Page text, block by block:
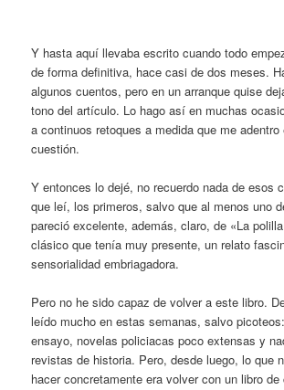
Y hasta aquí llevaba escrito cuando todo
de forma definitiva, hace casi de dos meses.
algunos cuentos, pero en un arranque quise
tono del artículo. Lo hago así en muchas
a continuos retoques a medida que me
cuestión.
Y entonces lo dejé, no recuerdo nada de esos
que leí, los primeros, salvo que al menos uno
pareció excelente, además, claro, de «La
clásico que tenía muy presente, un relato
sensorialidad embriagadora.
Pero no he sido capaz de volver a este libro.
leído mucho en estas semanas, salvo
ensayo, novelas policiacas poco extensas y
revistas de historia. Pero, desde luego, lo que
hacer concretamente era volver con un libro de